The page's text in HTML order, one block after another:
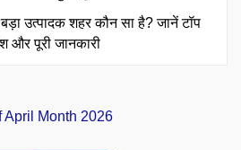
उत्पादक शहर कौन सा है? जानें टॉप
और पूरी जानकारी